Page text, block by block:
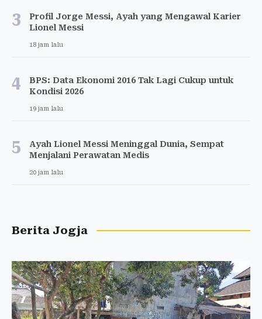
3
Profil Jorge Messi, Ayah yang Mengawal Karier
Lionel Messi
18 jam lalu
4
BPS: Data Ekonomi 2016 Tak Lagi Cukup untuk
Kondisi 2026
19 jam lalu
5
Ayah Lionel Messi Meninggal Dunia, Sempat
Menjalani Perawatan Medis
20 jam lalu
Berita Jogja